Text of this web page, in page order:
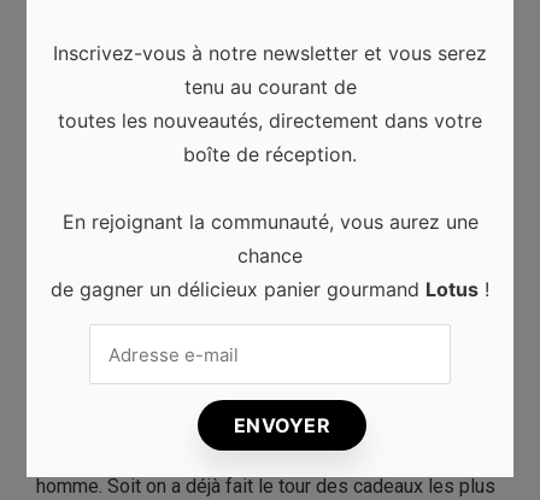
10 idées originales de cadeaux
pour hommes
0
février 18, 2021
Que ce soit pour son anniversaire, une occasion
particulière, la Saint Valentin, Noël ou bien d’autres, il
est toujours difficile de trouver un cadeau pour un
homme. Soit on a déjà fait le tour des cadeaux les plus
Inscrivez-vous à notre newsletter et vous serez
tenu au courant de
toutes les nouveautés, directement dans votre
boîte de réception.
En rejoignant la communauté, vous aurez une
chance
de gagner un délicieux panier gourmand Lotus !